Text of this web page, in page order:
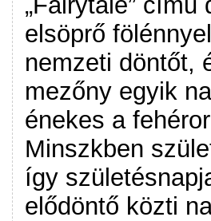
elsöprő
nemzeti döntőt,
mezőny egyik
énekes a
Minszkben
így
elődöntő közti